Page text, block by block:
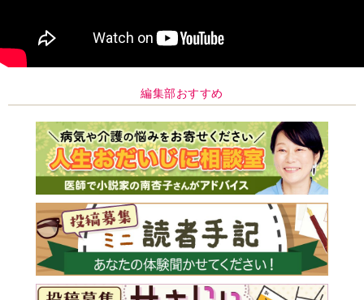
編集部おすすめ